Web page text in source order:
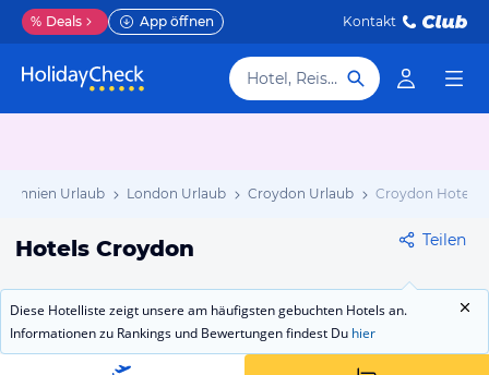
% Deals App öffnen Kontakt
Hotel, Reiseziel
Urlaub London Urlaub Croydon Urlaub Croydon Hotels
Hotels Croydon Teilen
Diese Hotelliste zeigt unsere am häufigsten gebuchten Hotels an.
Informationen zu Rankings und Bewertungen findest Du hier